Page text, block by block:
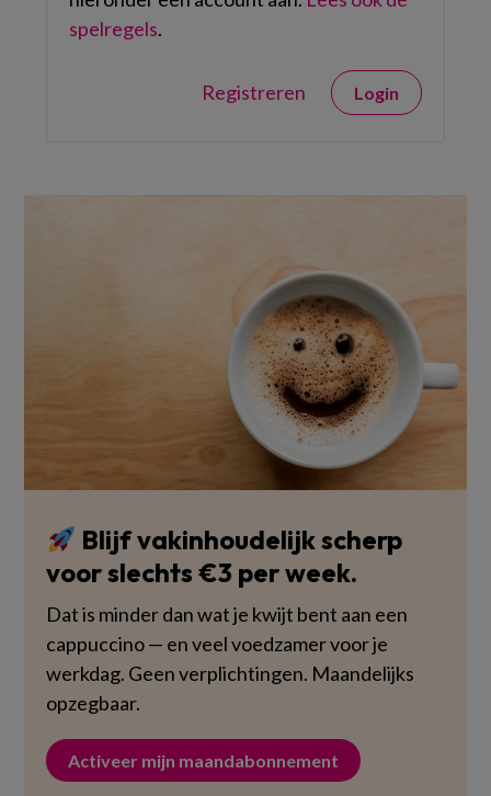
spelregels.
Registreren Login
Blijf vakinhoudelijk scherp
voor slechts €3 per week.
Dat is minder dan wat je kwijt bent aan een
cappuccino — en veel voedzamer voor je
werkdag. Geen verplichtingen. Maandelijks
opzegbaar.
Activeer mijn maandabonnement